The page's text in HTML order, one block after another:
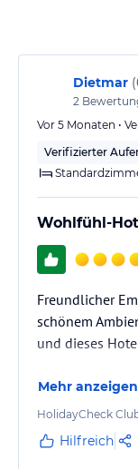
Dietmar (
2
Vor 5 Monaten •
Verifizierter
Wohlfühl-
Freundlicher
schönem
und dieses
Mehr anzeigen
HolidayCheck
Hilfreich